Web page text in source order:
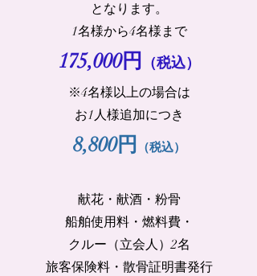
となります。
1名様から4名様まで
175,000円 （税込）
※4名様以上の場合は
お1人様追加につき
​8,800円 （税込）
献花・献酒・粉骨
船舶使用料・燃料費・
クルー （立会人）2名
旅客保険料・散骨証明書発行